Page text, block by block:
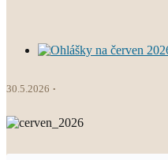
30.5.2026